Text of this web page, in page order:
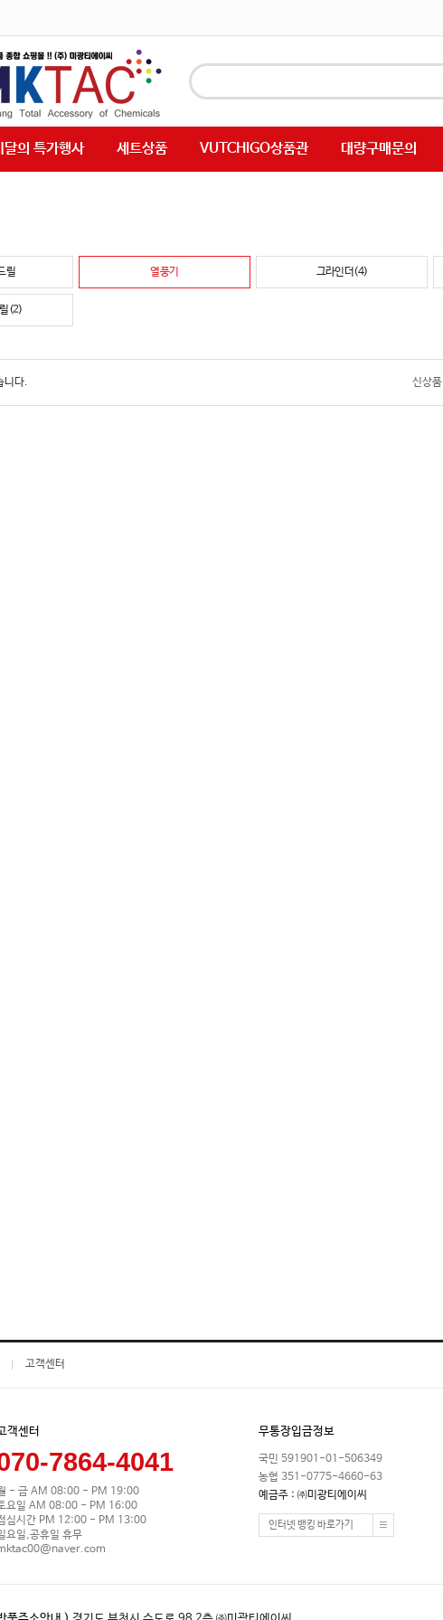
달의 특가행사 세트상품 VUTCHIGO상품관 대량구매문의
릴 열풍기 그라인더(4)
(2)
니다. 신상품
고객센터
객센터
7864-4041
- 금 AM 08:00 - PM 19:00
요일 AM 08:00 - PM 16:00
심시간 PM 12:00 - PM 13:00
요일,공휴일 휴무
무통장입금정보
국민 591901-01-506349
농협 351-0775-4660-63
예금주 : ㈜미광티에이씨
인터넷 뱅킹 바로가기